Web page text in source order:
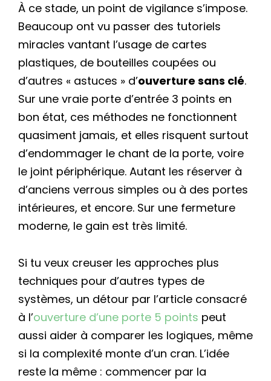
À ce stade, un point de vigilance s’impose.
Beaucoup ont vu passer des tutoriels
miracles vantant l’usage de cartes
plastiques, de bouteilles coupées ou
d’autres « astuces » d’ouverture sans clé.
Sur une vraie porte d’entrée 3 points en
bon état, ces méthodes ne fonctionnent
quasiment jamais, et elles risquent surtout
d’endommager le chant de la porte, voire
le joint périphérique. Autant les réserver à
d’anciens verrous simples ou à des portes
intérieures, et encore. Sur une fermeture
moderne, le gain est très limité.
Si tu veux creuser les approches plus
techniques pour d’autres types de
systèmes, un détour par l’article consacré
à l’ouverture d’une porte 5 points peut
aussi aider à comparer les logiques, même
si la complexité monte d’un cran. L’idée
reste la même : commencer par la